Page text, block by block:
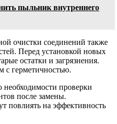
пыльник внутреннего
очистки соединений также
Перед установкой новых
остатки и загрязнения.
с герметичностью.
необходимости проверки
после замены.
повлиять на эффективность